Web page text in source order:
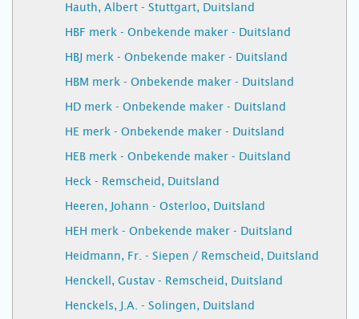
Hauth, Albert - Stuttgart, Duitsland
HBF merk - Onbekende maker - Duitsland
HBJ merk - Onbekende maker - Duitsland
HBM merk - Onbekende maker - Duitsland
HD merk - Onbekende maker - Duitsland
HE merk - Onbekende maker - Duitsland
HEB merk - Onbekende maker - Duitsland
Heck - Remscheid, Duitsland
Heeren, Johann - Osterloo, Duitsland
HEH merk - Onbekende maker - Duitsland
Heidmann, Fr. - Siepen / Remscheid, Duitsland
Henckell, Gustav - Remscheid, Duitsland
Henckels, J.A. - Solingen, Duitsland